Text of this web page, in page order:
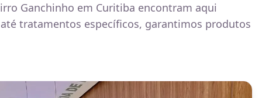
Ganchinho em Curitiba encontram aqui
tratamentos específicos, garantimos produtos